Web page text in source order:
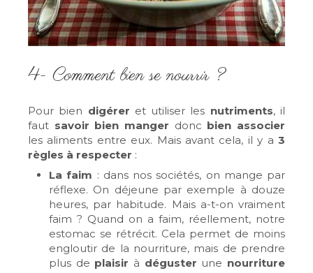
4- Comment bien se nourrir ?
Pour bien digérer et utiliser les nutriments, il
faut savoir bien manger donc bien associer
les aliments entre eux. Mais avant cela, il y a 3
règles à respecter :
La faim : dans nos sociétés, on mange par
réflexe. On déjeune par exemple à douze
heures, par habitude. Mais a-t-on vraiment
faim ? Quand on a faim, réellement, notre
estomac se rétrécit. Cela permet de moins
engloutir de la nourriture, mais de prendre
plus de plaisir à déguster une nourriture